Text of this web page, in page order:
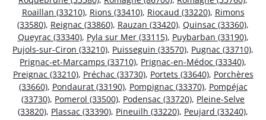
Roaillan (33210), Rions (33410), Riocaud (33220), Rimons
(33580), Reignac (33860), Rauzan (33420), Quinsac (33360),
Queyrac (33340), Pyla sur Mer (33115), Puybarban (33190),
Pujols-sur-Ciron (33210), Puisseguin (33570), Pugnac (33710),
Prignac-et-Marcamps (33710), Prignac-en-Médoc (33340),
Preignac (33210), Préchac (33730), Portets (33640), Porchères
(33660), Pondaurat (33190), Pompignac (33370), Pompéjac
(33730), Pomerol (33500), Podensac (33720), Pleine-Selve
(33820), Plassac (33390), Pineuilh (33220), Peujard (33240),